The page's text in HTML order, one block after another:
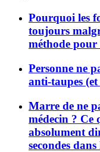
Pourquoi les
toujours
méthode pour
Personne ne
anti-taupes
Marre de ne
médecin ? Ce
absolument
secondes